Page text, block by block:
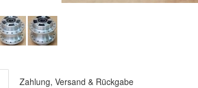
Zahlung, Versand & Rückgabe